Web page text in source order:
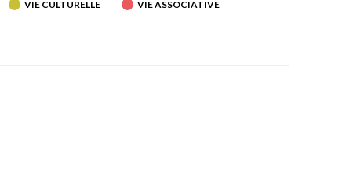
VIE CULTURELLE VIE ASSOCIATIVE